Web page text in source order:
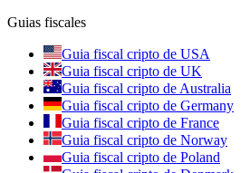
Guias fiscales
Guia fiscal cripto de USA
Guia fiscal cripto de UK
Guia fiscal cripto de Australia
Guia fiscal cripto de Germany
Guia fiscal cripto de France
Guia fiscal cripto de Norway
Guia fiscal cripto de Poland